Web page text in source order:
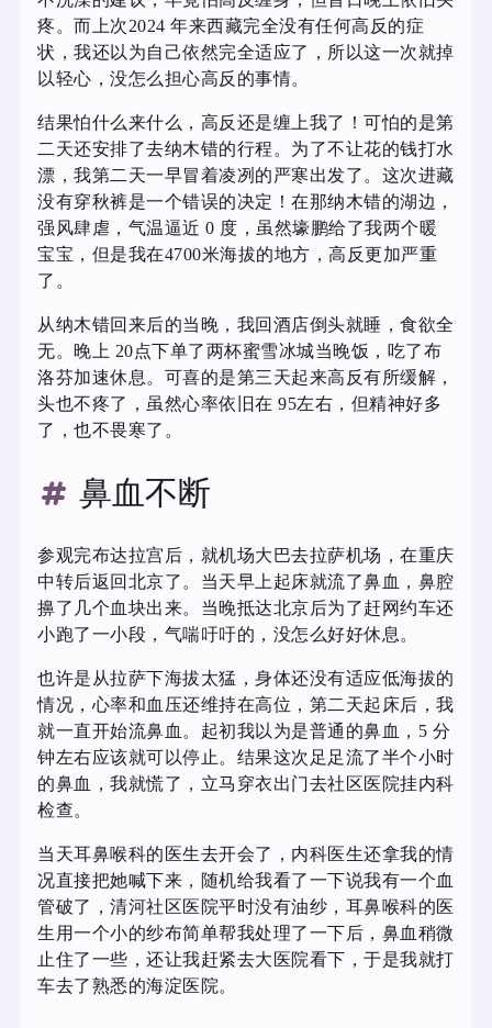
疼。而上次2024 年来西藏完全没有任何高反的症
状，我还以为自己依然完全适应了，所以这一次就掉
以轻心，没怎么担心高反的事情。
结果怕什么来什么，高反还是缠上我了！可怕的是第
二天还安排了去纳木错的行程。为了不让花的钱打水
漂，我第二天一早冒着凌冽的严寒出发了。这次进藏
没有穿秋裤是一个错误的决定！在那纳木错的湖边，
强风肆虐，气温逼近 0 度，虽然壕鹏给了我两个暖
宝宝，但是我在4700米海拔的地方，高反更加严重
了。
从纳木错回来后的当晚，我回酒店倒头就睡，食欲全
无。晚上 20点下单了两杯蜜雪冰城当晚饭，吃了布
洛芬加速休息。可喜的是第三天起来高反有所缓解，
头也不疼了，虽然心率依旧在 95左右，但精神好多
了，也不畏寒了。
鼻血不断
参观完布达拉宫后，就机场大巴去拉萨机场，在重庆
中转后返回北京了。当天早上起床就流了鼻血，鼻腔
擤了几个血块出来。当晚抵达北京后为了赶网约车还
小跑了一小段，气喘吁吁的，没怎么好好休息。
也许是从拉萨下海拔太猛，身体还没有适应低海拔的
情况，心率和血压还维持在高位，第二天起床后，我
就一直开始流鼻血。起初我以为是普通的鼻血，5 分
钟左右应该就可以停止。结果这次足足流了半个小时
的鼻血，我就慌了，立马穿衣出门去社区医院挂内科
检查。
当天耳鼻喉科的医生去开会了，内科医生还拿我的情
况直接把她喊下来，随机给我看了一下说我有一个血
管破了，清河社区医院平时没有油纱，耳鼻喉科的医
生用一个小的纱布简单帮我处理了一下后，鼻血稍微
止住了一些，还让我赶紧去大医院看下，于是我就打
车去了熟悉的海淀医院。